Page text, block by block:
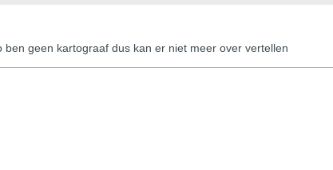
geen kartograaf dus kan er niet meer over vertellen